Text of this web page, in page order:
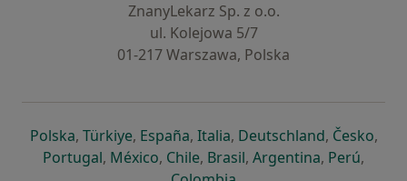
ZnanyLekarz Sp. z o.o.
ul. Kolejowa 5/7
01-217 Warszawa, Polska
Polskase otevře v nové záložce
, Türkiyese otevře v nové záložce
, Españase otevře v nové záložce
, Italiase otevře v nové záložce
, Deutschlandse otevře v
, Českose
,
Portugalse otevře v nové záložce
, Méxicose otevře v nové záložce
, Chilese otevře v nové záložce
, Brasilse otevře v nové
, Argentinase otevře v
, Perúse
,